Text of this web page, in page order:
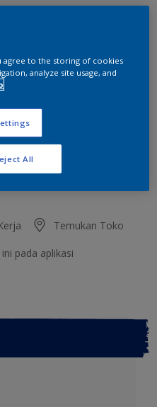
cat
Hitung
Temukan Toko
pada aplikasi
agree to the storing of cookies
analyze site usage, and
All